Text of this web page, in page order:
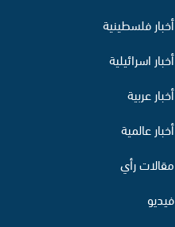
أخبار فلسطينية
أخبار اسرائيلية
أخبار عربية
أخبار عالمية
مقالات رأي
فيديو